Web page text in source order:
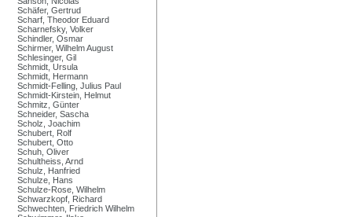
Schäfer, Gertrud
Scharf, Theodor Eduard
Scharnefsky, Volker
Schindler, Osmar
Schirmer, Wilhelm August
Schlesinger, Gil
Schmidt, Ursula
Schmidt, Hermann
Schmidt-Felling, Julius Paul
Schmidt-Kirstein, Helmut
Schmitz, Günter
Schneider, Sascha
Scholz, Joachim
Schubert, Rolf
Schubert, Otto
Schuh, Oliver
Schultheiss, Arnd
Schulz, Hanfried
Schulze, Hans
Schulze-Rose, Wilhelm
Schwarzkopf, Richard
Schwechten, Friedrich Wilhelm